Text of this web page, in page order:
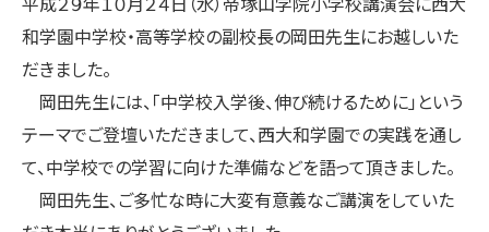
和学園中学校・高等学校の副校長の岡田先生にお越しいた
だきました。
岡田先生には、「中学校入学後、伸び続けるために」という
テーマでご登壇いただきまして、西大和学園での実践を通し
て、中学校での学習に向けた準備などを語って頂きました。
岡田先生、ご多忙な時に大変有意義なご講演をしていた